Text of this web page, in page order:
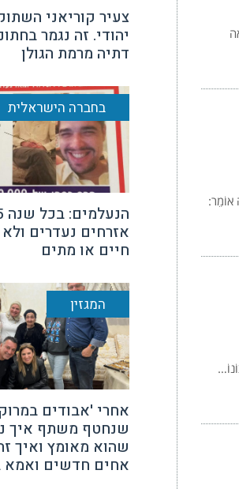
אוֹמֵר:
צעיר קוריאני
יהודי. זה נגמר
דתיה מרמת הגולן
בחברה הישראלית
אזרחים נעדרים
חיים או מתים
המגזין
אחרי 'אבודים
שנחטף משתף איך
אחים חדשים ואמא